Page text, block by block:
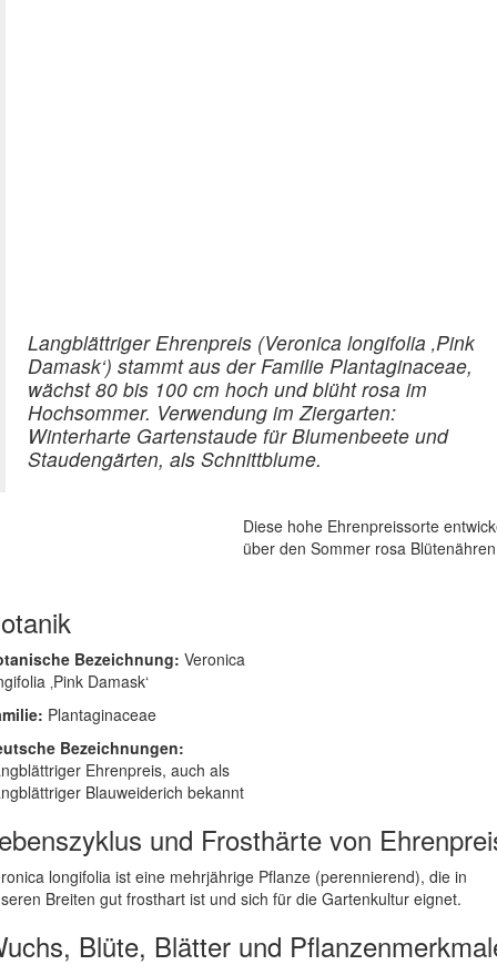
Langblättriger Ehrenpreis (Veronica longifolia ‚Pink
Damask‘) stammt aus der Familie Plantaginaceae,
wächst 80 bis 100 cm hoch und blüht rosa im
Hochsommer. Verwendung im Ziergarten:
Winterharte Gartenstaude für Blumenbeete und
Staudengärten, als Schnittblume.
Diese hohe Ehrenpreissorte
über den Sommer rosa
Bezeichnung: Veronica
‚Pink Damask‘
Plantaginaceae
Bezeichnungen:
Ehrenpreis, auch als
Blauweiderich bekannt
und Frosthärte von
longifolia ist eine mehrjährige Pflanze (perennierend), die in
Breiten gut frosthart ist und sich für die Gartenkultur eignet.
Blüte, Blätter und